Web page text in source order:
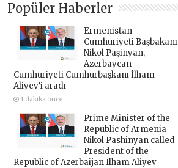
Popüler Haberler
Ermenistan
Cumhuriyeti Başbakanı
Nikol Paşinyan,
Azerbaycan
Cumhuriyeti Cumhurbaşkanı İlham
Aliyev’i aradı
1 dakika önce
Prime Minister of the
Republic of Armenia
Nikol Pashinyan called
President of the
Republic of Azerbaijan Ilham Aliyev